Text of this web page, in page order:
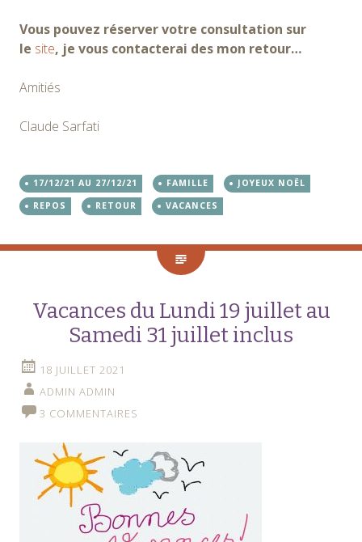
Vous pouvez réserver votre consultation sur
le site, je vous contacterai des mon retour…
Amitiés
Claude Sarfati
17/12/21 AU 27/12/21 FAMILLE
JOYEUX NOËL
REPOS
RETOUR VACANCES
Vacances du Lundi 19 juillet au
Samedi 31 juillet inclus
18 JUILLET 2021
ADMIN ADMIN
3 COMMENTAIRES